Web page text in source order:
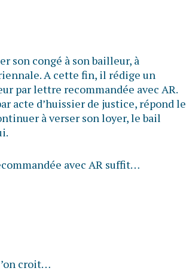
son congé à son bailleur, à
A cette fin, il rédige un
par lettre recommandée avec AR.
acte d’huissier de justice, répond le
à verser son loyer, le bail
avec AR suffit…
croit…